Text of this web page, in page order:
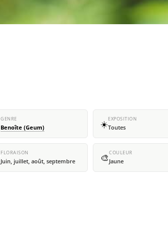
GENRE
Benoîte (Geum) ☀️EXPOSITION
Toutes
FLORAISON
Juin, juillet, août, septembre 🎨COULEUR
Jaune